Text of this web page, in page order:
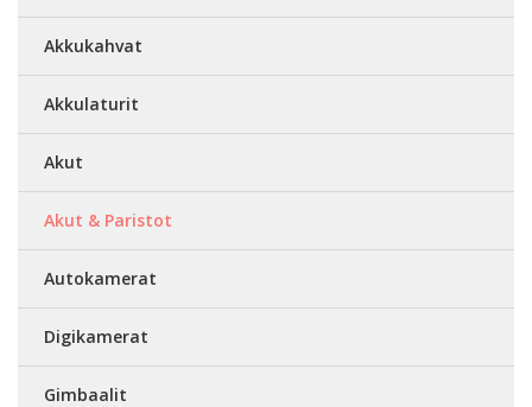
Akkukahvat
Akkulaturit
Akut
Akut & Paristot
Autokamerat
Digikamerat
Gimbaalit